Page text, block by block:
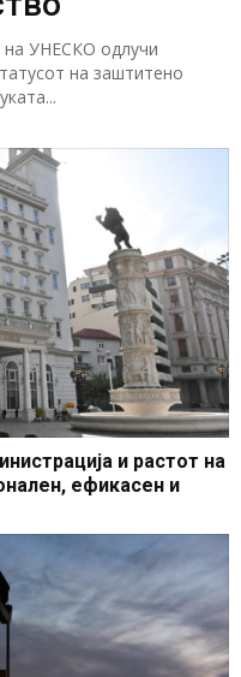
на УНЕСКО одлучи
на заштитено
и растот на
ефикасен и